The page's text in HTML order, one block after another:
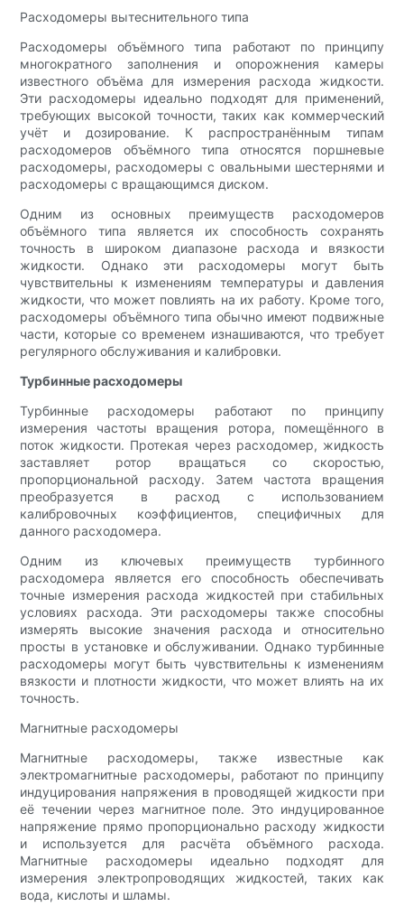
Расходомеры вытеснительного типа
Расходомеры объёмного типа работают по принципу
многократного заполнения и опорожнения камеры
известного объёма для измерения расхода жидкости.
Эти расходомеры идеально подходят для применений,
требующих высокой точности, таких как коммерческий
учёт и дозирование. К распространённым типам
расходомеров объёмного типа относятся поршневые
расходомеры, расходомеры с овальными шестернями и
расходомеры с вращающимся диском.
Одним из основных преимуществ расходомеров
объёмного типа является их способность сохранять
точность в широком диапазоне расхода и вязкости
жидкости. Однако эти расходомеры могут быть
чувствительны к изменениям температуры и давления
жидкости, что может повлиять на их работу. Кроме того,
расходомеры объёмного типа обычно имеют подвижные
части, которые со временем изнашиваются, что требует
регулярного обслуживания и калибровки.
Турбинные расходомеры
Турбинные расходомеры работают по принципу
измерения частоты вращения ротора, помещённого в
поток жидкости. Протекая через расходомер, жидкость
заставляет ротор вращаться со скоростью,
пропорциональной расходу. Затем частота вращения
преобразуется в расход с использованием
калибровочных коэффициентов, специфичных для
данного расходомера.
Одним из ключевых преимуществ турбинного
расходомера является его способность обеспечивать
точные измерения расхода жидкостей при стабильных
условиях расхода. Эти расходомеры также способны
измерять высокие значения расхода и относительно
просты в установке и обслуживании. Однако турбинные
расходомеры могут быть чувствительны к изменениям
вязкости и плотности жидкости, что может влиять на их
точность.
Магнитные расходомеры
Магнитные расходомеры, также известные как
электромагнитные расходомеры, работают по принципу
индуцирования напряжения в проводящей жидкости при
её течении через магнитное поле. Это индуцированное
напряжение прямо пропорционально расходу жидкости
и используется для расчёта объёмного расхода.
Магнитные расходомеры идеально подходят для
измерения электропроводящих жидкостей, таких как
вода, кислоты и шламы.